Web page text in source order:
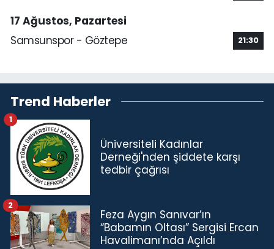
17 Ağustos, Pazartesi
Samsunspor - Göztepe
21:30
Trend Haberler
Üniversiteli Kadınlar
Derneği'nden şiddete karşı
tedbir çağrısı
1
Feza Aygın Sanıvar’ın
“Babamın Oltası” Sergisi Ercan
Havalimanı’nda Açıldı
2